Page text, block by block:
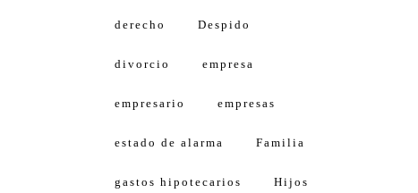
derecho Despido
divorcio empresa
empresario empresas
estado de alarma Familia
gastos hipotecarios Hijos